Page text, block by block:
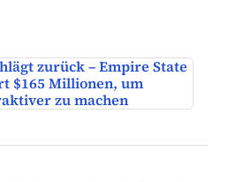
zurück – Empire State
$165 Millionen, um
zu machen